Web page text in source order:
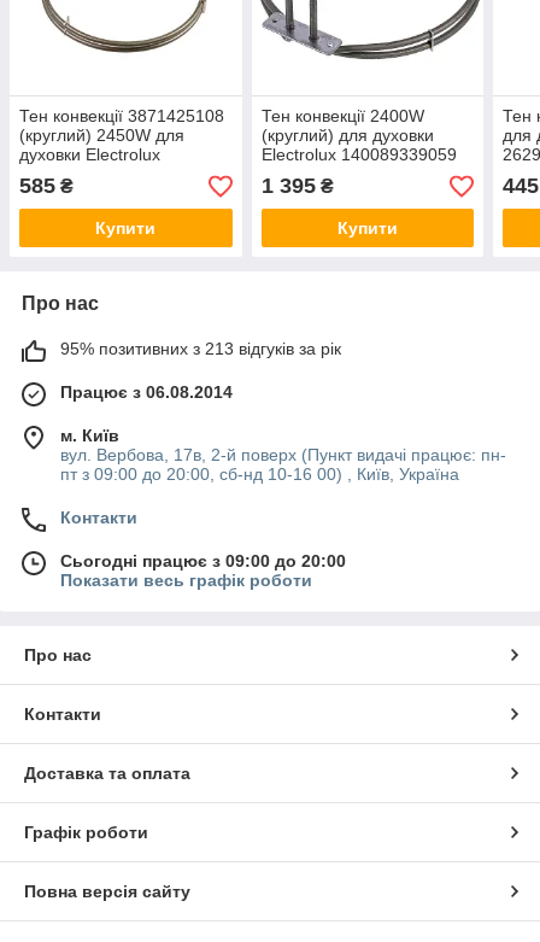
Тен конвекції 3871425108
(круглий) 2450W для
духовки Electrolux
585 ₴
Купити
Тен конвекції 2400W
(круглий) для духовки
Electrolux 140089339059
1 395₴
Купити
Тен
для
445
Про нас
95% позитивних з 213 відгуків за рік
Працює з 06.08.2014
м. Київ
вул. Вербова, 17в, 2-й поверх (Пункт видачі працює: пн-
пт з 09:00 до 20:00, сб-нд 10-16 00) , Київ, Україна
Контакти
Сьогодні працює з 09:00 до 20:00
Показати весь графік роботи
Про нас
Контакти
Доставка та оплата
Графік роботи
Повна версія сайту